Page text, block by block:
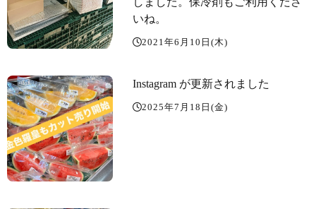
いね。
2021年6月10日(木)
Instagram が更新されました
2025年7月18日(金)